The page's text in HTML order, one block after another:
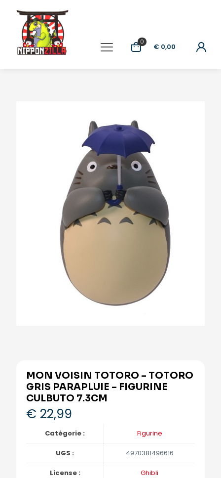
0
€ 0,00
MON VOISIN TOTORO – TOTORO
GRIS PARAPLUIE – FIGURINE
CULBUTO 7.3CM
€ 22,99
Catégorie : Figurine
UGS : 4970381496616
License : Ghibli